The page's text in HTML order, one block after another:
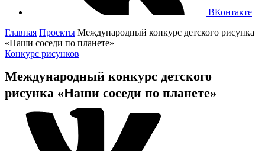
ВКонтакте
Главная Проекты Международный конкурс детского рисунка
«Наши соседи по планете»
Конкурс рисунков
Международный конкурс детского
рисунка «Наши соседи по планете»